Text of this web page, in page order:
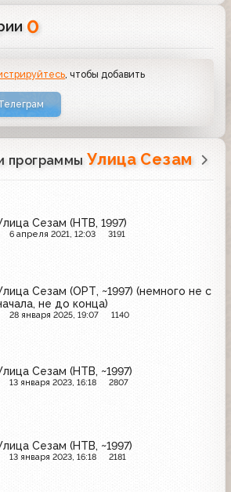
0
, чтобы добавить
программы Улица Сезам
Сезам (НТВ, 1997)
6 апреля 2021, 12:03 3191
Сезам (ОРТ, ~1997) (немного не с
не до конца)
28 января 2025, 19:07 1140
Сезам (НТВ, ~1997)
13 января 2023, 16:18 2807
Сезам (НТВ, ~1997)
13 января 2023, 16:18 2181